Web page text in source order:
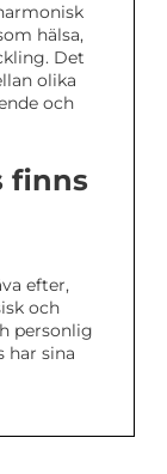
hälsa,
Det
olika
och
finns
efter,
och
personlig
har sina